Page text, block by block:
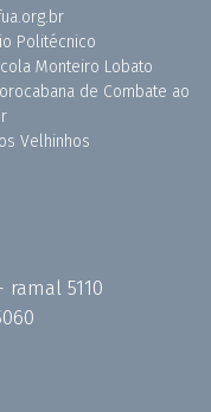
Politécnico
Monteiro Lobato
de Combate ao
Velhinhos
ramal 5110